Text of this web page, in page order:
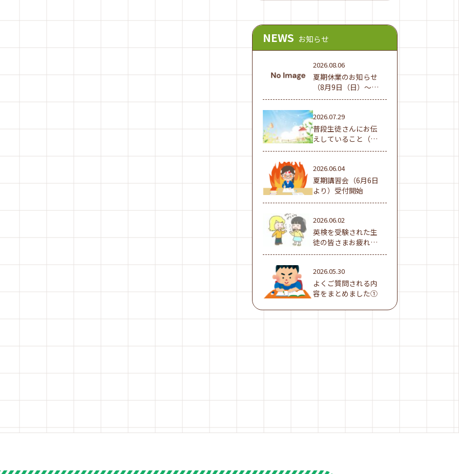
NEWS お知らせ
2026.08.06
夏期休業のお知らせ
（8月9日（日）～16
日（日））
2026.07.29
普段生徒さんにお伝
えしていること（夏
休み編①）
2026.06.04
夏期講習会（6月6日
より）受付開始
2026.06.02
英検を受験された生
徒の皆さまお疲れ様
でした！
2026.05.30
よくご質問される内
容をまとめました①